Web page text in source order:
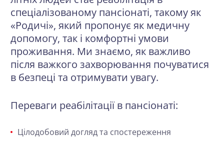
спеціалізованому пансіонаті, такому як
«Родичі», який пропонує як медичну
допомогу, так і комфортні умови
проживання. Ми знаємо, як важливо
після важкого захворювання почуватися
в безпеці та отримувати увагу.
Переваги реабілітації в пансіонаті:
Цілодобовий догляд та спостереження